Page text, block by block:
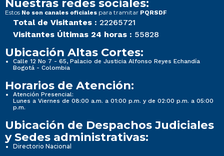
Nuestras redes sociales:
Estos No son canales oficiales para tramitar PQRSDF
Total de Visitantes : 22265721
Visitantes Últimas 24 horas : 55828
Ubicación Altas Cortes:
Calle 12 No 7 - 65, Palacio de Justicia Alfonso Reyes Echandía
Bogotá - Colombia
Horarios de Atención:
Atención Presencial:
Lunes a Viernes de 08:00 a.m. a 01:00 p.m. y de 02:00 p.m. a 05:00
p.m.
Ubicación de Despachos Judiciales
y Sedes administrativas:
Directorio Nacional